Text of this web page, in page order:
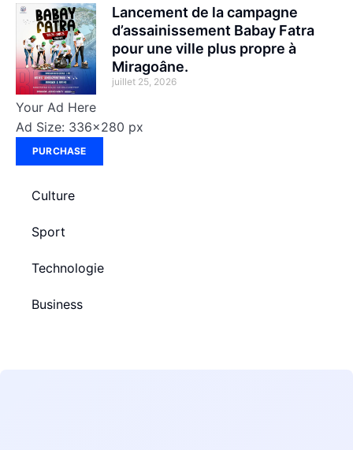
Lancement de la campagne
d’assainissement Babay Fatra
pour une ville plus propre à
Miragoâne.
juillet 25, 2026
Your Ad Here
Ad Size: 336x280 px
PURCHASE
Culture
Sport
Technologie
Business